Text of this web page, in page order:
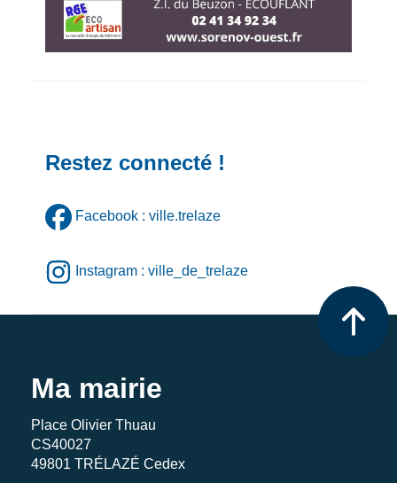
Restez connecté !
Facebook : ville.trelaze
Instagram : ville_de_trelaze
Ma mairie
Place Olivier Thuau
CS40027
49801 TRÉLAZÉ Cedex